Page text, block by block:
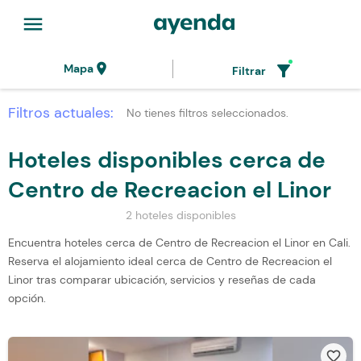
menu
Mapalocation_on Filtrar filter_alt
Filtros actuales: No tienes filtros seleccionados.
Hoteles disponibles cerca de
Centro de Recreacion el Linor
2 hoteles disponibles
Encuentra hoteles cerca de Centro de Recreacion el Linor en Cali.
Reserva el alojamiento ideal cerca de Centro de Recreacion el
Linor tras comparar ubicación, servicios y reseñas de cada
opción.
favorite_border